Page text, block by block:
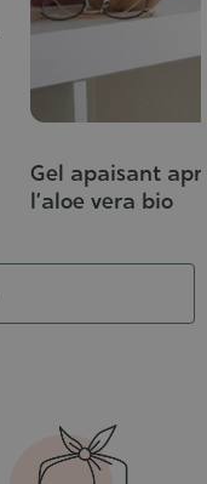
Gel apaisant
l’aloe vera bio